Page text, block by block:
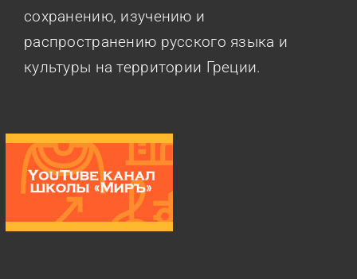
сохранению, изучению и
распространению русского языка и
культуры на территории Греции.